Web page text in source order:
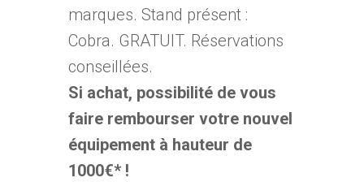
marques. Stand présent :
Cobra. GRATUIT. Réservations
conseillées.
Si achat, possibilité de vous
faire rembourser votre nouvel
équipement à hauteur de
1000€* !